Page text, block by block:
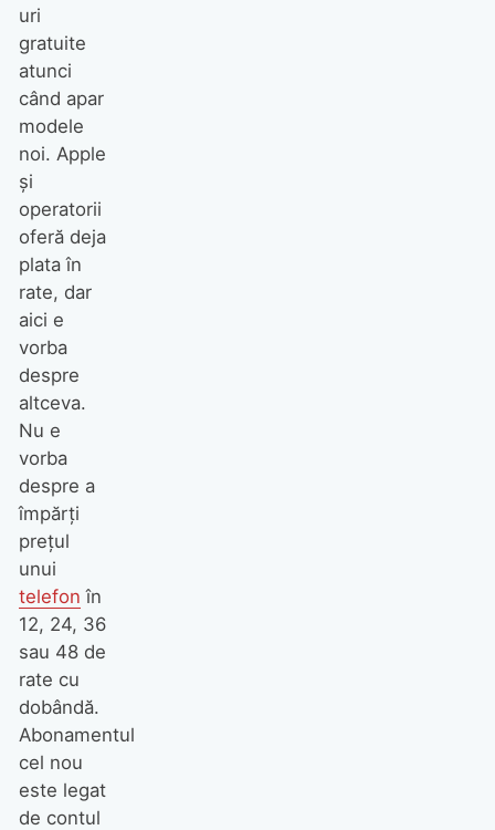
uri
gratuite
atunci
când apar
modele
noi. Apple
şi
operatorii
oferă deja
plata în
rate, dar
aici e
vorba
despre
altceva.
Nu e
vorba
despre a
împărţi
preţul
unui
telefon în
12, 24, 36
sau 48 de
rate cu
dobândă.
Abonamentul
cel nou
este legat
de contul